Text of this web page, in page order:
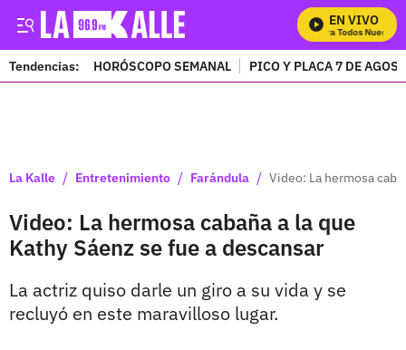
EN VIVO
Mira Todos Nuestros
Tendencias: HORÓSCOPO SEMANAL PICO Y PLACA 7 DE
La Kalle / Entretenimiento / Farándula / Video: La hermosa
Video: La hermosa cabaña a la que
Kathy Sáenz se fue a descansar
La actriz quiso darle un giro a su vida y se
recluyó en este maravilloso lugar.